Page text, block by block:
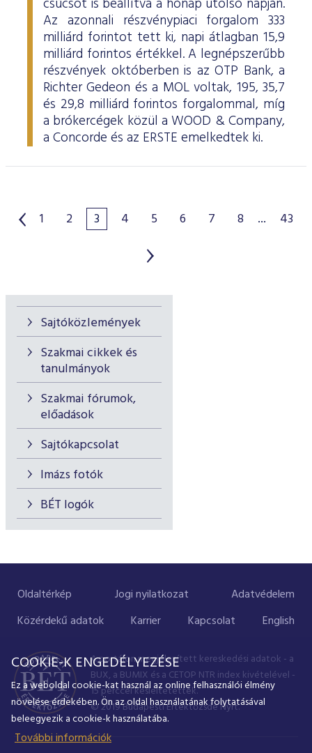
Sajtóközlemények
Szakmai cikkek és
tanulmányok
Szakmai fórumok,
előadások
Sajtókapcsolat
Imázs fotók
BÉT logók
csúcsot is beállítva a hónap utolsó napján.
Az azonnali részvénypiaci forgalom 333
milliárd forintot tett ki, napi átlagban 15,9
milliárd forintos értékkel. A legnépszerűbb
részvények októberben is az OTP Bank, a
Richter Gedeon és a MOL voltak, 195, 35,7
és 29,8 milliárd forintos forgalommal, míg
a brókercégek közül a WOOD & Company,
a Concorde és az ERSTE emelkedtek ki.
1 2 3 4 5 6 7 8 ... 43
Oldaltérkép Jogi nyilatkozat
Adatvédelem
Közérdekű adatok
Karrier Kapcsolat English
A portálon megjelenített kereskedési adatok - a
BUX, a BUMIX és a CETOP NTR index kivételével -
15 perccel késleltetettek.
© 2019 Budapesti Értéktőzsde Nyrt.
COOKIE-K ENGEDÉLYEZÉSE
Ez a weboldal cookie-kat használ az online felhasználói élmény
növelése érdekében. Ön az oldal használatának folytatásával
beleegyezik a cookie-k használatába.
További információk